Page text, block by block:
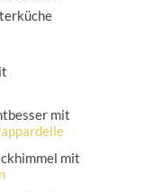
mit
mit